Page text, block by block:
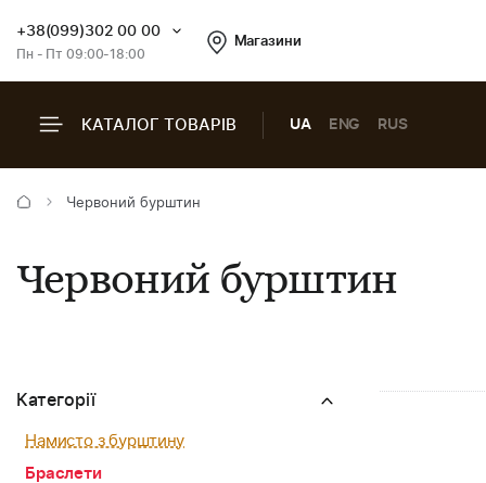
+38(099)302 00 00
Пн - Пт 09:00-18:00
Магазини
КАТАЛОГ ТОВАРІВ UA ENG RUS
Червоний бурштин
Червоний бурштин
Категорії
Намисто з бурштину
Браслети